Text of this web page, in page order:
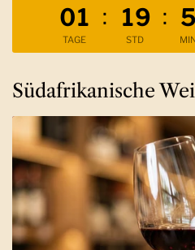
01
TAGE
: 19
STD
: 5
Südafrikanische